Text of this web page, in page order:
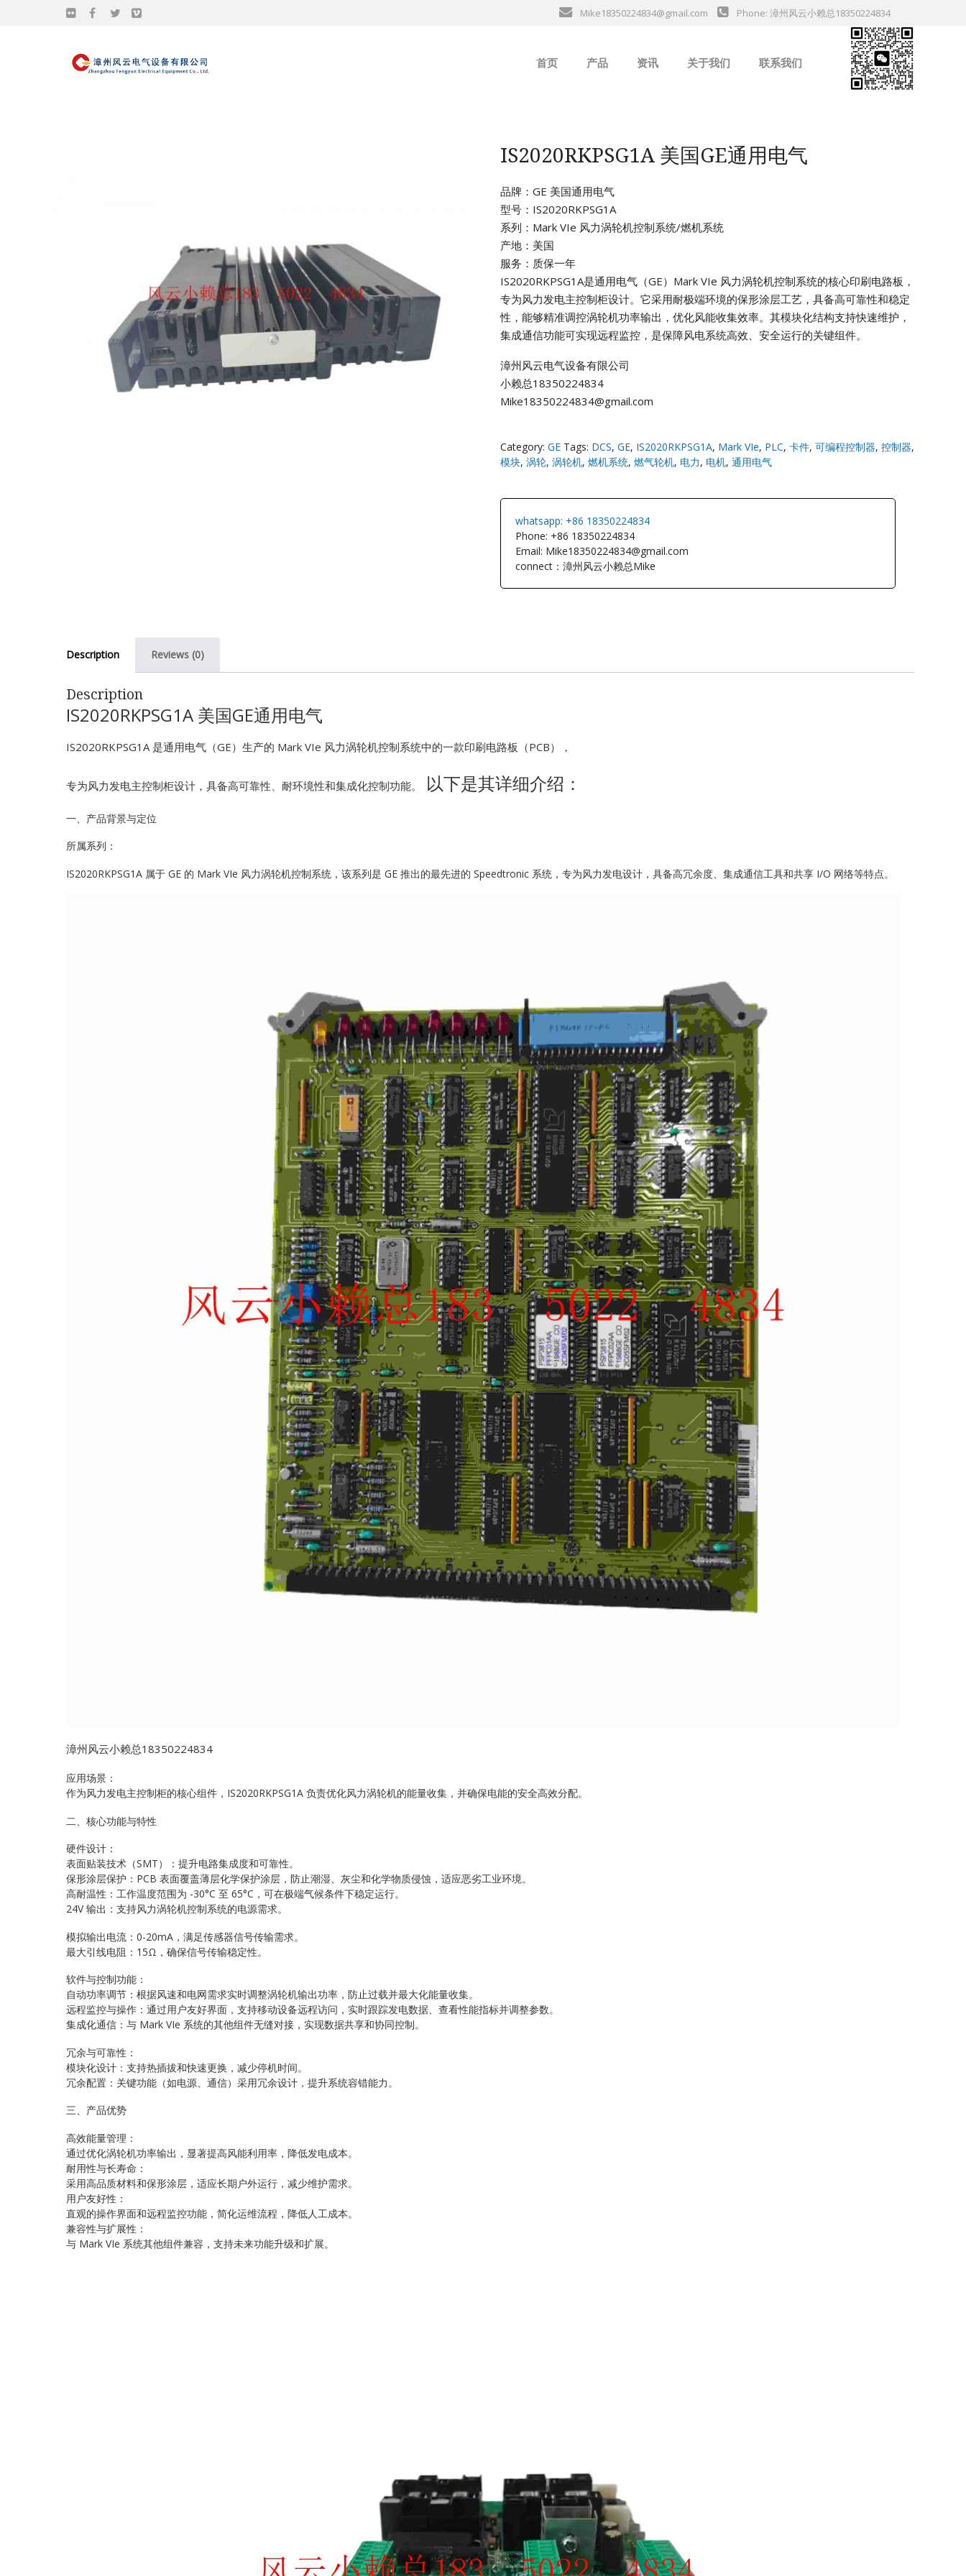
Mike18350224834@gmail.com Phone: 漳州风云小赖总18350224834
首页 产品
EMERSON
AMAT
Bently Nevada
EATON
Enterasys
EPRO
FOXBORO
HIMA
Kawasaki
REXROTH
TRICONEX
Vibro-meter
WATLOW ANAFAZE
WOODWARD
资讯 关于我们 联系我们
IS2020RKPSG1A 美国GE通用电气
品牌：GE 美国通用电气
型号：IS2020RKPSG1A
系列：Mark VIe 风力涡轮机控制系统/燃机系统
产地：美国
服务：质保一年
IS2020RKPSG1A是通用电气（GE）Mark VIe 风力涡轮机控制系统的核心印刷电路板，
专为风力发电主控制柜设计。它采用耐极端环境的保形涂层工艺，具备高可靠性和稳定
性，能够精准调控涡轮机功率输出，优化风能收集效率。其模块化结构支持快速维护，
集成通信功能可实现远程监控，是保障风电系统高效、安全运行的关键组件。
漳州风云电气设备有限公司
小赖总18350224834
Mike18350224834@gmail.com
Category: GE Tags: DCS, GE, IS2020RKPSG1A, Mark VIe, PLC, 卡件, 可编程控制器, 控制器,
模块, 涡轮, 涡轮机, 燃机系统, 燃气轮机, 电力, 电机, 通用电气
whatsapp: +86 18350224834
Phone: +86 18350224834
Email: Mike18350224834@gmail.com
connect：漳州风云小赖总Mike
Description Reviews (0)
Description
IS2020RKPSG1A 美国GE通用电气
IS2020RKPSG1A 是通用电气（GE）生产的 Mark VIe 风力涡轮机控制系统中的一款印刷电路板（PCB），
专为风力发电主控制柜设计，具备高可靠性、耐环境性和集成化控制功能。 以下是其详细介绍：
一、产品背景与定位
所属系列：
IS2020RKPSG1A 属于 GE 的 Mark VIe 风力涡轮机控制系统，该系列是 GE 推出的最先进的 Speedtronic 系统，专为风力发电设计，具备高冗余度、集成通信工具和共享 I/O 网络等特点。
漳州风云小赖总18350224834
应用场景：
作为风力发电主控制柜的核心组件，IS2020RKPSG1A 负责优化风力涡轮机的能量收集，并确保电能的安全高效分配。
二、核心功能与特性
硬件设计：
表面贴装技术（SMT）：提升电路集成度和可靠性。
保形涂层保护：PCB 表面覆盖薄层化学保护涂层，防止潮湿、灰尘和化学物质侵蚀，适应恶劣工业环境。
高耐温性：工作温度范围为 -30°C 至 65°C，可在极端气候条件下稳定运行。
24V 输出：支持风力涡轮机控制系统的电源需求。
模拟输出电流：0-20mA，满足传感器信号传输需求。
最大引线电阻：15Ω，确保信号传输稳定性。
软件与控制功能：
自动功率调节：根据风速和电网需求实时调整涡轮机输出功率，防止过载并最大化能量收集。
远程监控与操作：通过用户友好界面，支持移动设备远程访问，实时跟踪发电数据、查看性能指标并调整参数。
集成化通信：与 Mark VIe 系统的其他组件无缝对接，实现数据共享和协同控制。
冗余与可靠性：
模块化设计：支持热插拔和快速更换，减少停机时间。
冗余配置：关键功能（如电源、通信）采用冗余设计，提升系统容错能力。
三、产品优势
高效能量管理：
通过优化涡轮机功率输出，显著提高风能利用率，降低发电成本。
耐用性与长寿命：
采用高品质材料和保形涂层，适应长期户外运行，减少维护需求。
用户友好性：
直观的操作界面和远程监控功能，简化运维流程，降低人工成本。
兼容性与扩展性：
与 Mark VIe 系统其他组件兼容，支持未来功能升级和扩展。